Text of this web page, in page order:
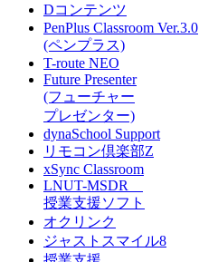
Dコンテンツ
PenPlus Classroom Ver.3.0
(ペンプラス)
T-route NEO
Future Presenter
(フューチャー
プレゼンター)
dynaSchool Support
リモコン倶楽部Z
xSync Classroom
LNUT-MSDR
授業支援ソフト
オクリンク
ジャストスマイル8